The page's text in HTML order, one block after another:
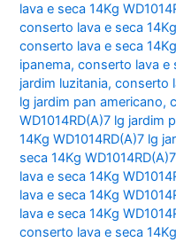
lava e seca 14Kg
conserto lava e seca
conserto lava e seca
ipanema,conserto lava e
jardim luzitania,conserto
lg jardim pan americano,
WD1014RD(A)7 lg jardim
14Kg WD1014RD(A)7 lg
seca 14Kg
lava e seca 14Kg
lava e seca 14Kg
lava e seca 14Kg
conserto lava e seca